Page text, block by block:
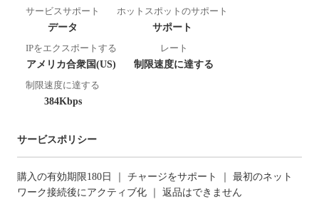
サービスサポート
データ
ホットスポットのサポート
サポート
IPをエクスポートする
アメリカ合衆国(US)
レート
制限速度に達する
制限速度に達する
384Kbps
サービスポリシー
購入の有効期限180日 ｜ チャージをサポート ｜ 最初のネット
ワーク接続後にアクティブ化 ｜ 返品はできません